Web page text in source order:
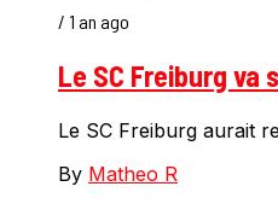
/ 1 an ago
Le SC Freiburg va
Le SC Freiburg aurait
By Matheo R